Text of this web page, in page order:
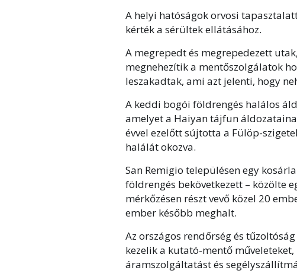
A helyi hatóságok orvosi
kérték a sérültek ellátásához.
A megrepedt és megrepedezett
megnehezítik a mentőszolgálatok
leszakadtak, ami azt jelenti, hogy
A keddi bogói földrengés halálos
amelyet a Haiyan tájfun
évvel ezelőtt sújtotta a Fülöp-
halálát okozva.
San Remigio településen egy
földrengés bekövetkezett – közölte
mérkőzésen részt vevő közel 20
ember később meghalt.
Az országos rendőrség és
kezelik a kutató-mentő
áramszolgáltatást és